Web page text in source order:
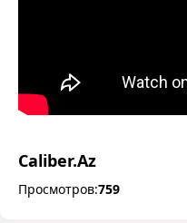
Caliber.Az
Просмотров:759